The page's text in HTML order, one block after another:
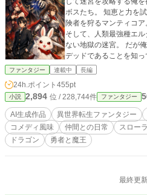
ボスたち。 知恵と力を試すスフィンクス。 答えなき問いで冒
険者を狩るマンティコ
そして、人類最強種エルダードラゴ
ない地獄の迷宮。 だが俺は戦うたびに、自分が規格外のアン
デッドであることを知っていく。 疲れない。
傷は勝手に塞がる。 魔法も使える。 ……
陽の光で全身が燃えた。 「あれ？ 俺、アンデッドじゃ
ね？」 世界最強クラスの力を持ちながら、たった一つ叶えた
い願いは「太陽の下で日向ぼっこ」。
て、古代龍ダスクハウ
を研究員にし、勇者や聖
深き迷宮のQOL改善が始まる！ これは、世界最
ーライフキングのダンジョン
はAI生成作品になります
ファンタジー 連載中 長編
24h.ポイント 455pt
小説 2,894 位 / 228,744件 ファンタジー
AI生成作品 異世界転生ファンタジー
コメディ風味
仲間との日常 スロー
ドラゴン
勇者と魔王
最終更